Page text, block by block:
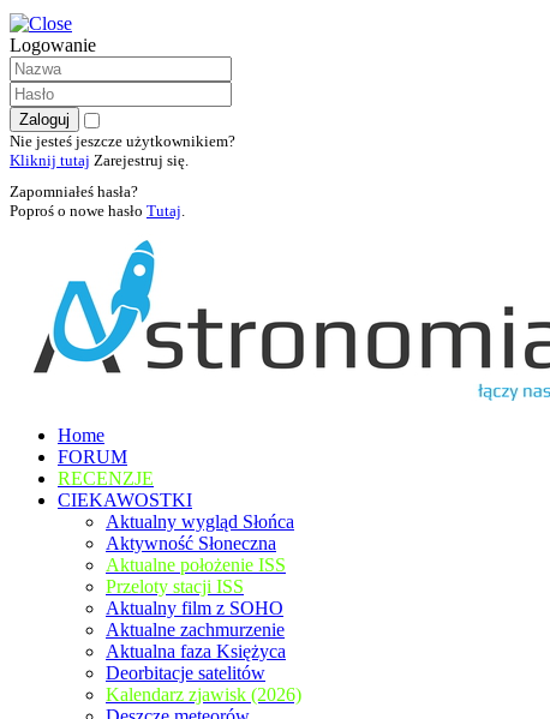
Logowanie
Nie jesteś jeszcze użytkownikiem?
Kliknij tutaj Zarejestruj się.
Zapomniałeś hasła?
Poproś o nowe hasło Tutaj.
Home
FORUM
RECENZJE
CIEKAWOSTKI
Aktualny wygląd Słońca
Aktywność Słoneczna
Aktualne położenie ISS
Przeloty stacji ISS
Aktualny film z SOHO
Aktualne zachmurzenie
Aktualna faza Księżyca
Deorbitacje satelitów
Kalendarz zjawisk (2026)